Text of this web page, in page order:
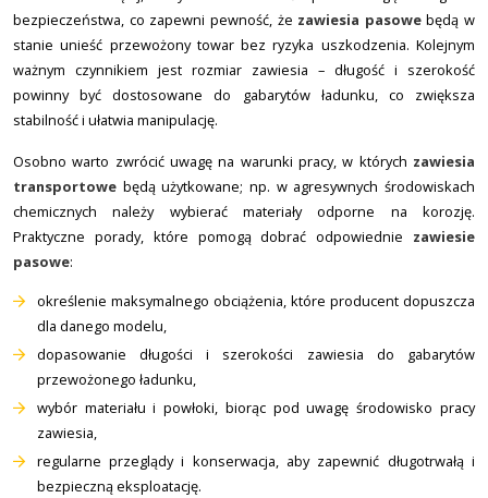
bezpieczeństwa, co zapewni pewność, że zawiesia pasowebędą w
stanie unieść przewożony towar bez ryzyka uszkodzenia. Kolejnym
ważnym czynnikiem jest rozmiar zawiesia – długość i szerokość
powinny być dostosowane do gabarytów ładunku, co zwiększa
stabilność i ułatwia manipulację.
Osobno warto zwrócić uwagę na warunki pracy, w których zawiesia
transportowe będą użytkowane; np. w agresywnych środowiskach
chemicznych należy wybierać materiały odporne na korozję.
Praktyczne porady, które pomogą dobrać odpowiednie zawiesie
pasowe:
określenie maksymalnego obciążenia, które producent dopuszcza
dla danego modelu,
dopasowanie długości i szerokości zawiesia do gabarytów
przewożonego ładunku,
wybór materiału i powłoki, biorąc pod uwagę środowisko pracy
zawiesia,
regularne przeglądy i konserwacja, aby zapewnić długotrwałą i
bezpieczną eksploatację.